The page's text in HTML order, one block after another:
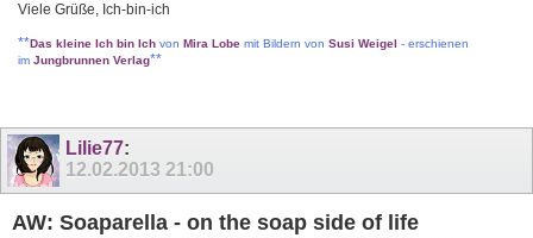
Viele Grüße, Ich-bin-ich
**Das kleine Ich bin Ich von Mira Lobe mit Bildern von Susi Weigel - erschienen
im Jungbrunnen Verlag**
Lilie77:
12.02.2013 21:00
AW: Soaparella - on the soap side of life